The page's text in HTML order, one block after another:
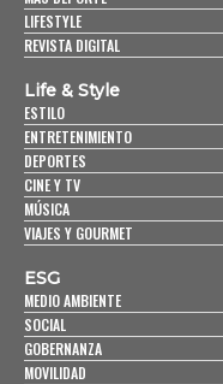
LIFESTYLE
REVISTA DIGITAL
Life & Style
ESTILO
ENTRETENIMIENTO
DEPORTES
CINE Y TV
MÚSICA
VIAJES Y GOURMET
ESG
MEDIO AMBIENTE
SOCIAL
GOBERNANZA
MOVILIDAD